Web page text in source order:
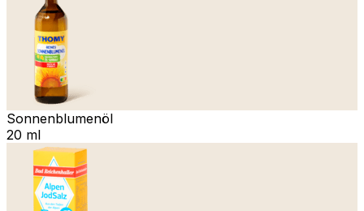
Sonnenblumenöl
20 ml